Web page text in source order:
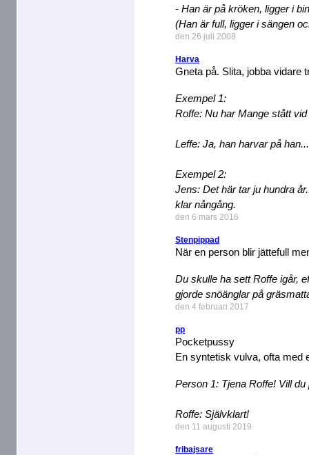
- Han är på kröken, ligger i
(Han är full, ligger i sängen
den 26 juli 2008
Harva
Gneta på. Slita, jobba vidare
Exempel 1:
Roffe: Nu har Mange stått
Leffe: Ja, han harvar på
Exempel 2:
Jens: Det här tar ju hundra
klar nångång.
den 6 mars 2016
Stenpippad
När en person blir jättefull
Du skulle ha sett Roffe igår,
gjorde snöänglar på
den 4 februari 2017
pp
Pocketpussy
En syntetisk vulva, ofta med
Person 1: Tjena Roffe! Vill
Roffe: Självklart!
den 11 augusti 2019
fribajsare